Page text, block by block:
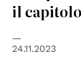
il
24.11.2023